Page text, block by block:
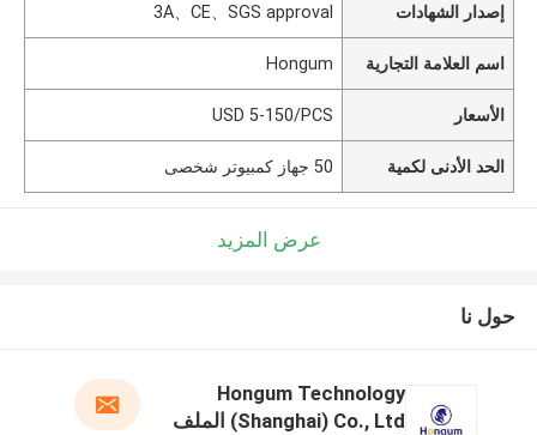
إصدار الشهادات 3A、CE、SGS approval
اسم العلامة التجارية Hongum
الأسعار USD 5-150/PCS
الحد الأدنى لكمية 50 جهاز كمبيوتر شخصى
عرض المزيد
حول نا
Hongum Technology
(Shanghai) Co., Ltd الملف